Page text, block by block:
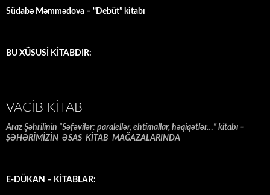
Südabə Məmmədova – “Debüt” kitabı
BU XÜSUSİ KİTABDIR:
VACIB KITAB
Araz Şəhrilinin “Səfəvilər: paralellər, ehtimallar, həqiqətlər…” kitabı –
ŞƏHƏRİMİZİN ƏSAS KİTAB MAĞAZALARINDA
E-DÜKAN – KİTABLAR: